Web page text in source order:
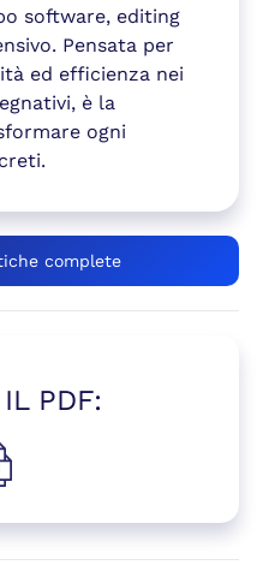
software, editing
Pensata per
ed efficienza nei
è la
ogni
complete
PDF:
apre in una nuova